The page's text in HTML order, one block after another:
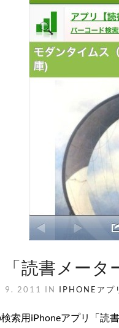
「読書メー
9. 2011 IN IPHONEアプ
索用iPhoneアプリ「読